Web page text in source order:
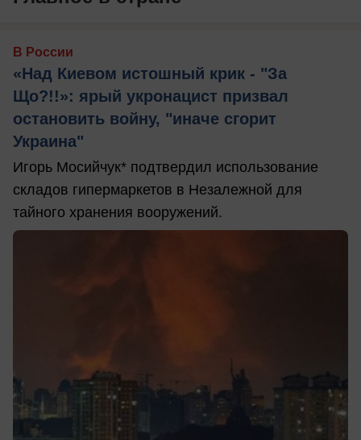
В России
«Над Киевом истошный крик - "За
Що?!!»: ярый укронацист призвал
остановить войну, "иначе сгорит
Украина"
Игорь Мосийчук* подтвердил использование
складов гипермаркетов в Незалежной для
тайного хранения вооружений.